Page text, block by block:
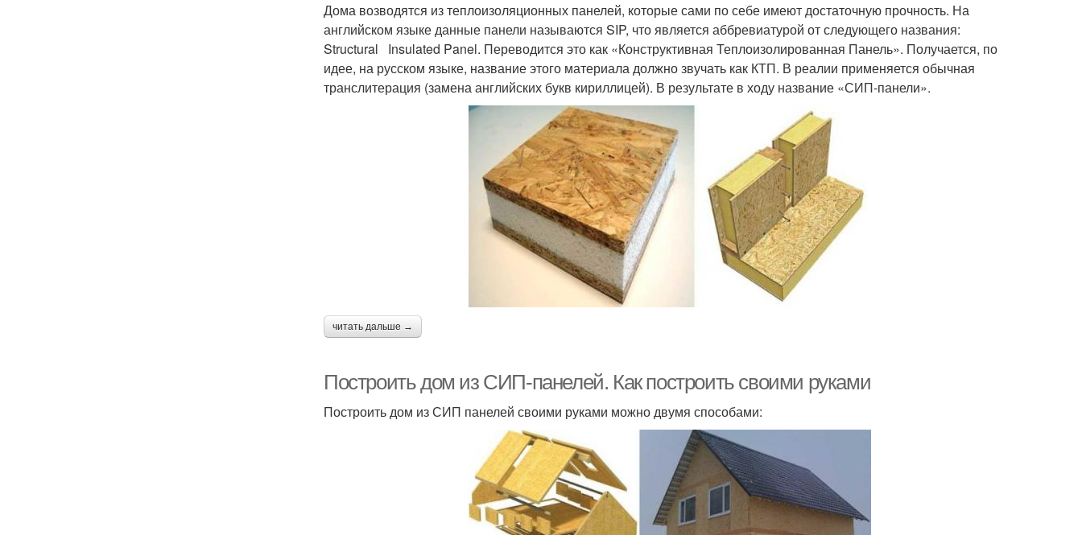
Дома возводятся из теплоизоляционных панелей, которые сами по себе имеют достаточную прочность. На
английском языке данные панели называются SIP, что является аббревиатурой от следующего названия:
Structural Insulated Panel. Переводится это как «Конструктивная Теплоизолированная Панель». Получается, по
идее, на русском языке, название этого материала должно звучать как КТП. В реалии применяется обычная
транслитерация (замена английских букв кириллицей). В результате в ходу название «СИП-панели».
читать дальше →
Построить дом из СИП-панелей. Как построить своими руками
Построить дом из СИП панелей своими руками можно двумя способами: